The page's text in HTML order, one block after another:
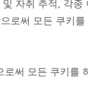
자취 추적, 각
로써 모든 쿠
써 모든 쿠키